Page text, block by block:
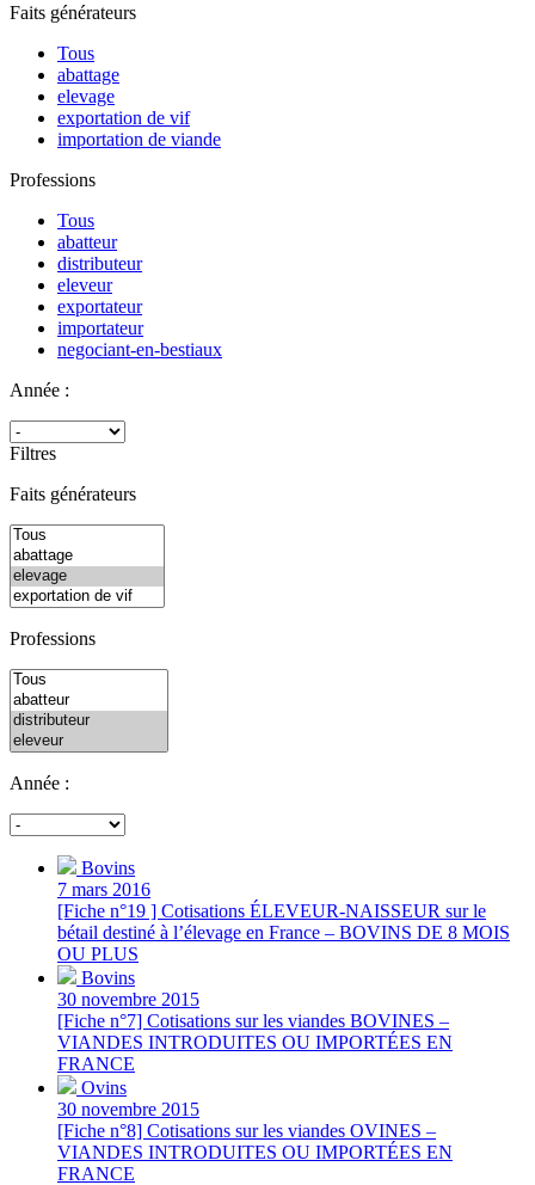
Faits générateurs
Tous
abattage
elevage
exportation de vif
importation de viande
Professions
Tous
abatteur
distributeur
eleveur
exportateur
importateur
negociant-en-bestiaux
Année :
Filtres
Faits générateurs
Professions
Année :
Bovins
7 mars 2016
[Fiche n°19 ] Cotisations ÉLEVEUR-NAISSEUR sur le
bétail destiné à l’élevage en France – BOVINS DE 8 MOIS
OU PLUS
Bovins
30 novembre 2015
[Fiche n°7] Cotisations sur les viandes BOVINES –
VIANDES INTRODUITES OU IMPORTÉES EN
FRANCE
Ovins
30 novembre 2015
[Fiche n°8] Cotisations sur les viandes OVINES –
VIANDES INTRODUITES OU IMPORTÉES EN
FRANCE